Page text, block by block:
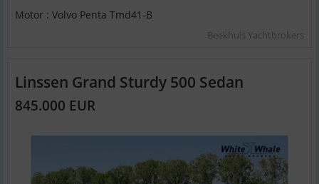
Motor : Volvo Penta Tmd41-B
Beekhuis Yachtbrokers
Linssen Grand Sturdy 500 Sedan
845.000 EUR